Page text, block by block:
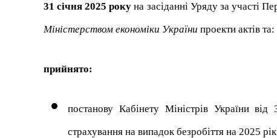
31 січня 2025 року на засіданні Уряду за участі
Міністерством економіки України проекти актів та:
прийнято:
постанову Кабінету Міністрів України
страхування на випадок безробіття на 2025